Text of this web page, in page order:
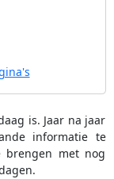
is. Jaar na jaar
informatie te
met nog